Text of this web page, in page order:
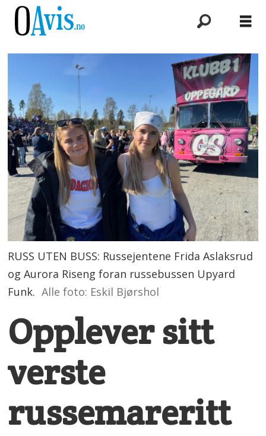
RUSS UTEN BUSS: Russejentene Frida Aslaksrud
og Aurora Riseng foran russebussen Upyard
Funk. Alle foto: Eskil Bjørshol
Opplever sitt
verste
russemareritt